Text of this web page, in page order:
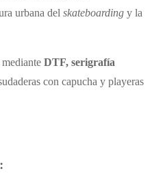
urbana del skateboarding y la
DTF, serigrafía
con capucha y playeras